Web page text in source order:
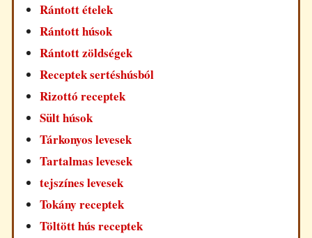
Rántott ételek
Rántott húsok
Rántott zöldségek
Receptek sertéshúsból
Rizottó receptek
Sült húsok
Tárkonyos levesek
Tartalmas levesek
tejszínes levesek
Tokány receptek
Töltött hús receptek